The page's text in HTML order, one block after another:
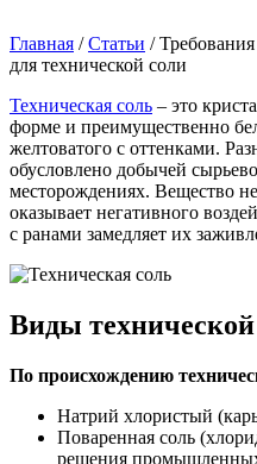
Главная / Статьи /
для технической соли
Техническая соль – это
форме и преимущественно
желтоватого с оттенками.
обусловлено добычей
месторождениях. Вещество
оказывает негативного
с ранами замедляет их
Виды
По происхождению
Натрий хлористый
Поваренная соль
решения